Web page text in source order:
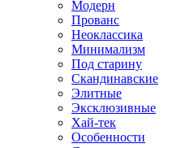
Модерн
Прованс
Неоклассика
Минимализм
Под старину
Скандинавские
Элитные
Эксклюзивные
Хай-тек
Особенности